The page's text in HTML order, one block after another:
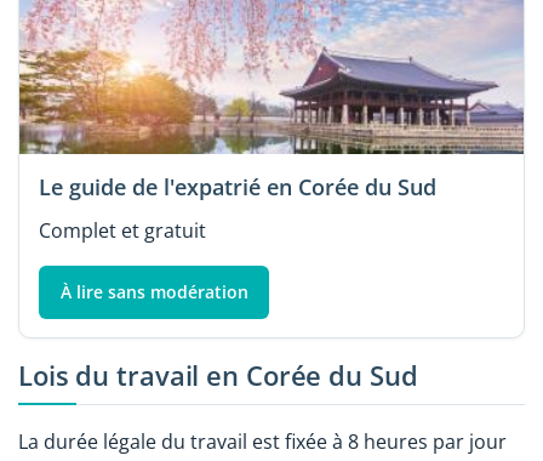
Le guide de l'expatrié en Corée du Sud
Complet et gratuit
À lire sans modération
Lois du travail en Corée du Sud
La durée légale du travail est fixée à 8 heures par jour